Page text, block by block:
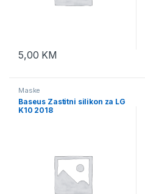
5,00 KM
Maske
Baseus Zastitni silikon za LG
K10 2018